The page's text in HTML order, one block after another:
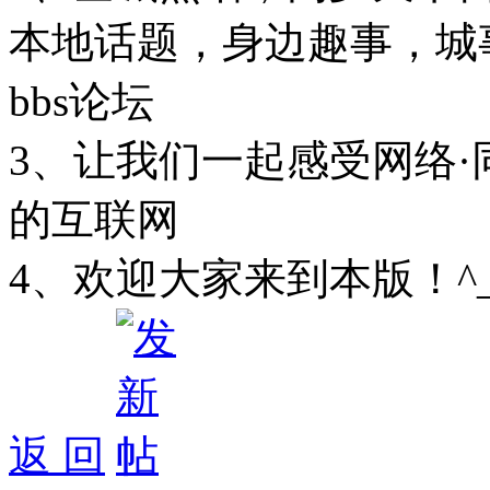
本地话题，身边趣事，
bbs论坛
3、让我们一起感受网络
的互联网
4、欢迎大家来到本版！
返 回